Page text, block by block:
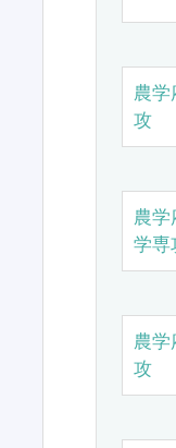
農
攻
農
学専
農
攻